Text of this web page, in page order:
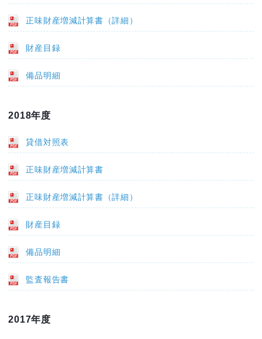
正味財産増減計算書（詳細）
財産目録
備品明細
2018年度
貸借対照表
正味財産増減計算書
正味財産増減計算書（詳細）
財産目録
備品明細
監査報告書
2017年度